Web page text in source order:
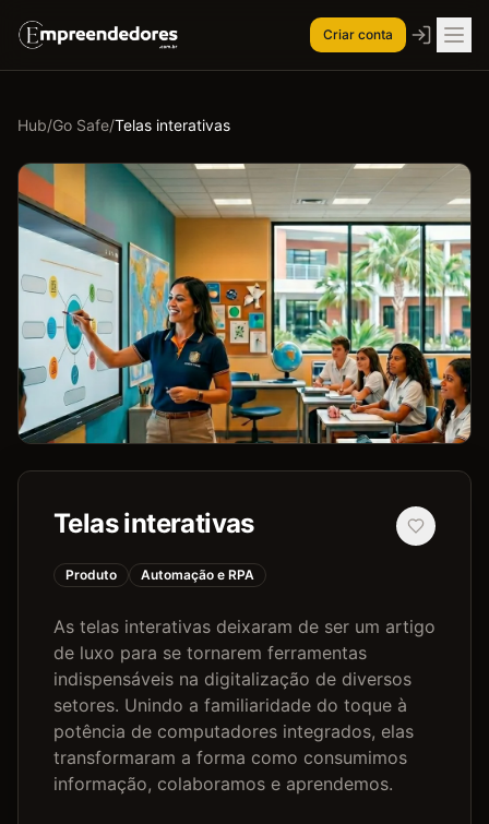
Criar conta
Hub/Go Safe/Telas interativas
Telas interativas
Produto Automação e RPA
As telas interativas deixaram de ser um artigo
de luxo para se tornarem ferramentas
indispensáveis na digitalização de diversos
setores. Unindo a familiaridade do toque à
potência de computadores integrados, elas
transformaram a forma como consumimos
informação, colaboramos e aprendemos.